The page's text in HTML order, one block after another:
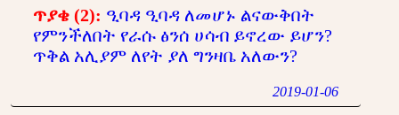
ጥያቄ (2): ዒባዳ ዒባዳ ለመሆኑ ልናውቅበት
የምንችለበት የራሱ ፅንሰ ሀሳብ ይኖረው ይሆን?
ጥቅል አሊያም ለየት ያለ ግንዛቤ አለውን?
2019-01-06